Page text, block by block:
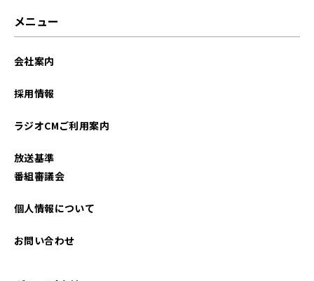
メニュー
会社案内
採用情報
ラジオCMご利用案内
放送基準
番組審議会
個人情報について
お問い合わせ